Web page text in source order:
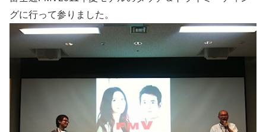
グに行って参りました。